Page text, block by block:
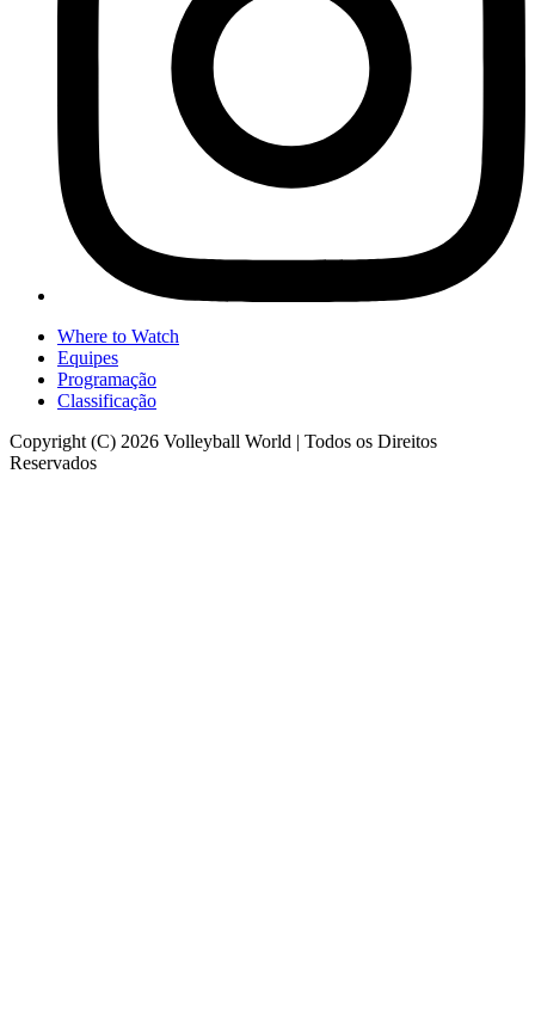
Where to Watch
Equipes
Programação
Classificação
Copyright (C) 2026 Volleyball World | Todos os Direitos
Reservados